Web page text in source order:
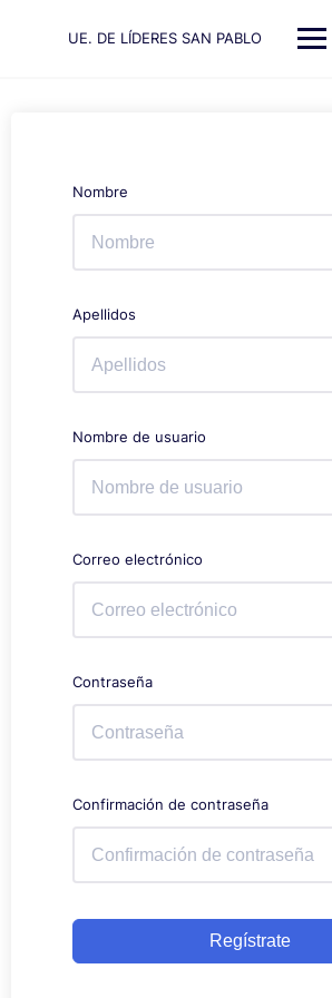
UE. DE LÍDERES SAN PABLO
Nombre
Apellidos
Nombre de usuario
Correo electrónico
Contraseña
Confirmación de contraseña
Regístrate